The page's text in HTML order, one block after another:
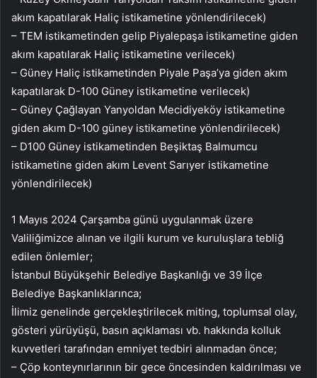
akım kapatılarak Haliç istikametine yönlendirilecek)
– TEM istikametinden gelip Piyalepaşa istikametine giden
akım kapatılarak Haliç istikametine verilecek)
– Güney Haliç istikametinden Piyale Paşa’ya giden akım
kapatılarak D-100 Güney istikametine verilecek)
– Güney Çağlayan Yanyoldan Mecidiyeköy istikametine
giden akım D-100 güney istikametine yönlendirilecek)
– D100 Güney istikametinden Beşiktaş Balmumcu
istikametine giden akım Levent Sarıyer istikametine
yönlendirilecek)
1 Mayıs 2024 Çarşamba günü uygulanmak üzere
Valiliğimizce alınan ve ilgili kurum ve kuruluşlara tebliğ
edilen önlemler;
İstanbul Büyükşehir Belediye Başkanlığı ve 39 İlçe
Belediye Başkanlıklarınca;
İlimiz genelinde gerçekleştirilecek miting, toplumsal olay,
gösteri yürüyüşü, basın açıklaması vb. hakkında kolluk
kuvvetleri tarafından emniyet tedbiri alınmadan önce;
– Çöp konteynırlarının bir gece öncesinden kaldırılması ve